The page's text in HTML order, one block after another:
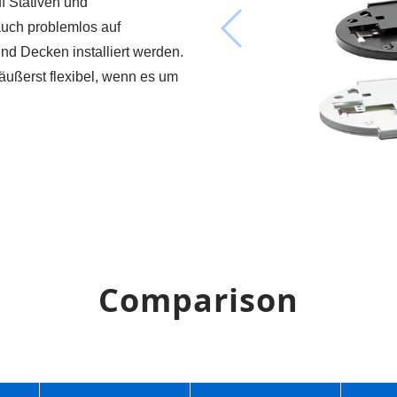
problemlos auf
Decken installiert werden.
flexibel, wenn es um
Comparison